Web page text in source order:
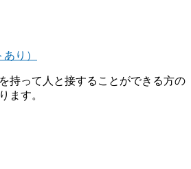
り）
持って人と接することができる方の
ます。